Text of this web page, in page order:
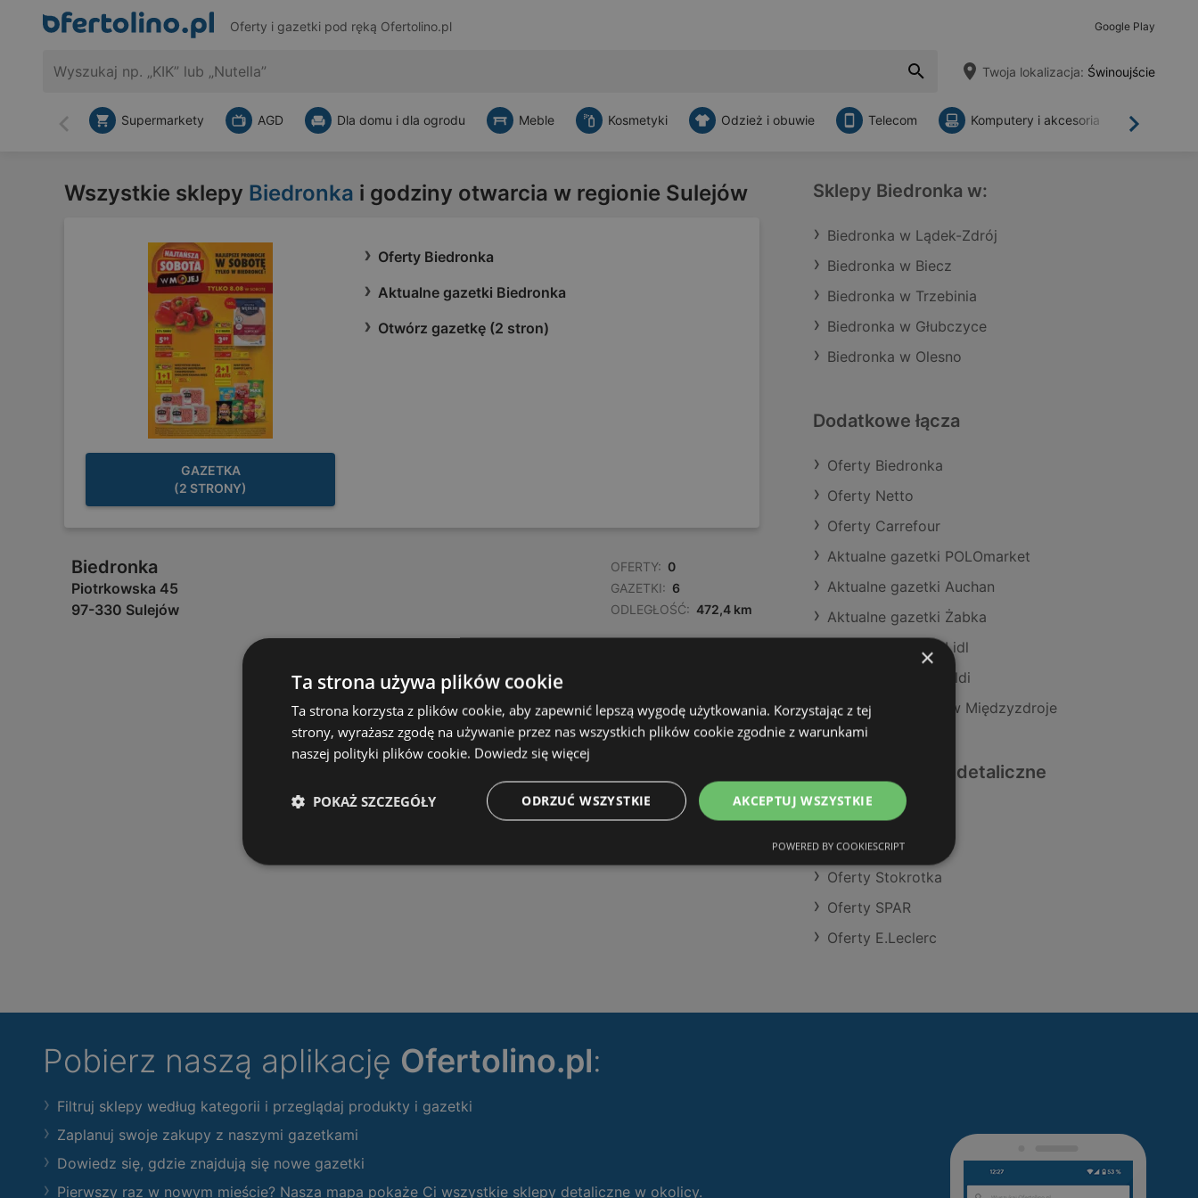
Oferty i gazetki pod ręką Ofertolino.pl Google Play
Twoja lokalizacja: Świnoujście
Wstecz Dalej
Supermarkety AGD Dla domu i dla ogrodu Meble Kosmetyki Odzież i obuwie Telecom Komputery i akcesoria
Wszystkie sklepy Biedronka i godziny otwarcia w regionie Sulejów
GAZETKA
(2 STRONY)
Oferty Biedronka
Aktualne gazetki Biedronka
Otwórz gazetkę (2 stron)
Biedronka
Piotrkowska 45
97-330 Sulejów
OFERTY: 0
GAZETKI: 6
ODLEGŁOŚĆ: 472,4 km
Sklepy Biedronka w:
Biedronka w Lądek-Zdrój
Biedronka w Biecz
Biedronka w Trzebinia
Biedronka w Głubczyce
Biedronka w Olesno
Dodatkowe łącza
Oferty Biedronka
Oferty Netto
Oferty Carrefour
Aktualne gazetki POLOmarket
Aktualne gazetki Auchan
Aktualne gazetki Żabka
Aktualne gazetki Lidl
Aktualne gazetki Aldi
Sklepy Biedronka w Międzyzdroje
Podobne sklepy detaliczne
Oferty Selgros
Oferty Eurocash
Oferty Stokrotka
Oferty SPAR
Oferty E.Leclerc
Pobierz naszą aplikację Ofertolino.pl:
Filtruj sklepy według kategorii i przeglądaj produkty i gazetki
Zaplanuj swoje zakupy z naszymi gazetkami
Dowiedz się, gdzie znajdują się nowe gazetki
Pierwszy raz w nowym mieście? Nasza mapa pokaże Ci wszystkie sklepy detaliczne w okolicy.
×
Ta strona używa plików cookie
Ta strona korzysta z plików cookie, aby zapewnić lepszą wygodę użytkowania. Korzystając z tej
strony, wyrażasz zgodę na używanie przez nas wszystkich plików cookie zgodnie z warunkami
naszej polityki plików cookie. Dowiedz się więcej
AKCEPTUJ WSZYSTKIE
ODRZUĆ WSZYSTKIE
POKAŻ SZCZEGÓŁY
POWERED BY COOKIESCRIPT